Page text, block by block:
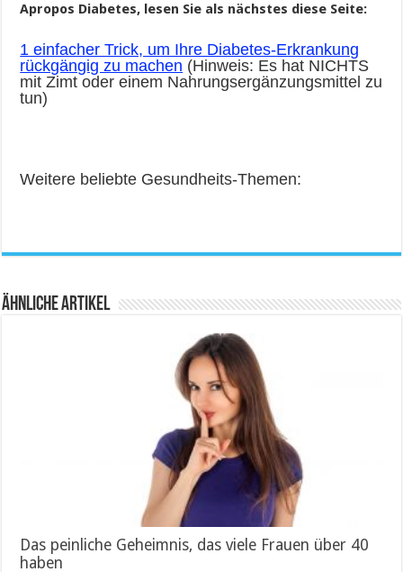
Apropos Diabetes, lesen Sie als nächstes diese Seite:
1 einfacher Trick, um Ihre Diabetes-Erkrankung
rückgängig zu machen (Hinweis: Es hat NICHTS
mit Zimt oder einem Nahrungsergänzungsmittel zu
tun)
Weitere beliebte Gesundheits-Themen:
Ähnliche Artikel
Das peinliche Geheimnis, das viele Frauen über 40
haben